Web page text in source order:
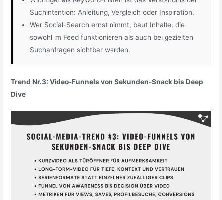
Suchintention: Anleitung, Vergleich oder Inspiration.
Wer Social-Search ernst nimmt, baut Inhalte, die
sowohl im Feed funktionieren als auch bei gezielten
Suchanfragen sichtbar werden.
Trend Nr.3: Video-Funnels von Sekunden-Snack bis Deep
Dive